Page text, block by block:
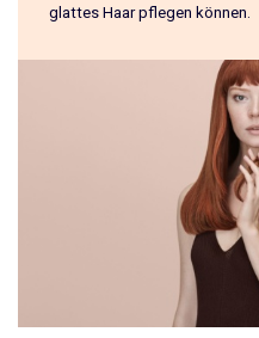
glattes Haar pflegen können.